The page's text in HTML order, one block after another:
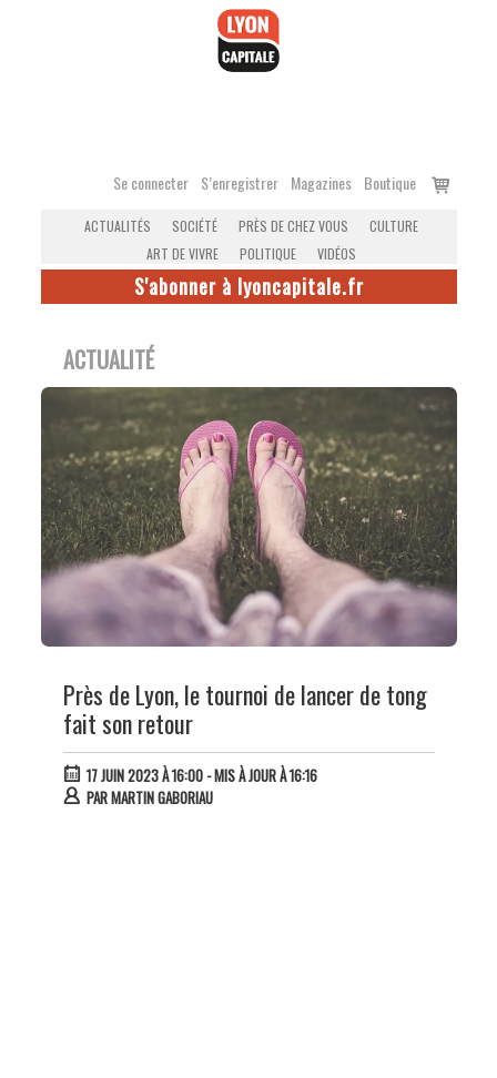
Se connecter S’enregistrer Magazines Boutique
Voir
ACTUALITÉS SOCIÉTÉ PRÈS DE CHEZ VOUS
CULTURE
ART DE VIVRE
POLITIQUE VIDÉOS
S'abonner à lyoncapitale.fr
ACTUALITÉ
Près de Lyon, le tournoi de lancer de tong
fait son retour
17 JUIN 2023 À 16:00- MIS À JOUR À 16:16
PARMARTIN GABORIAU